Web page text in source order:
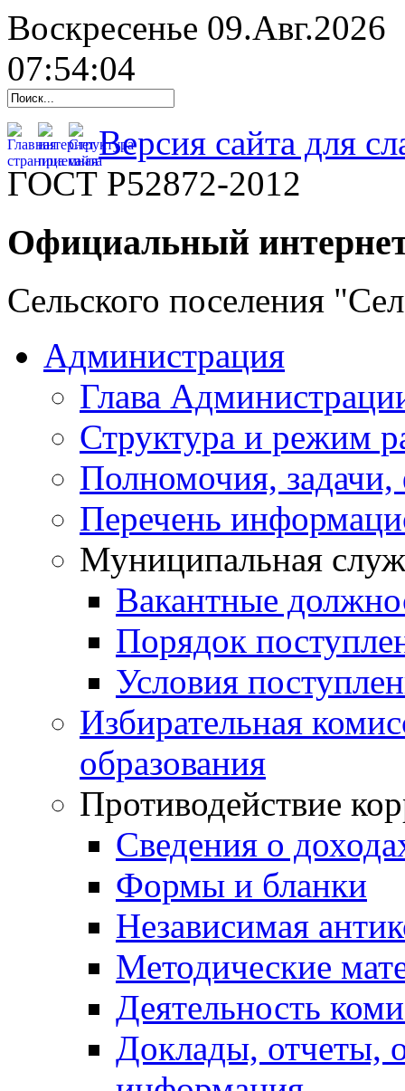
Воскресенье 09.Авг.2026
07:54:05
Версия сайта для
ГОСТ Р52872-2012
Официальный
Сельского поселения
Администрация
Глава
Структура и режим
Полномочия,
Перечень
Муниципальная
Вакантные
Порядок
Условия
Избирательная
образования
Противодействие
Сведения о
Формы и бланки
Независимая
Методические
Деятельность
Доклады, отчеты,